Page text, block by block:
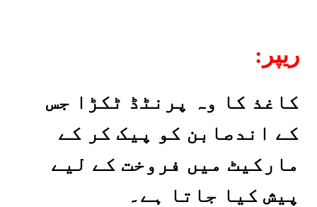
:ریپر
کاغذ کا وہ پرنٹڈ ٹکڑا جس
کے اندصابن کو پیک کر کے
مارکیٹ میں فروخت کے لیے
پیش کیا جاتا ہے۔